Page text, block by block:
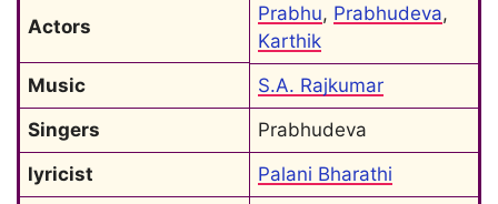
Actors
Prabhu, Prabhudeva
Karthik
Music
S.A. Rajkumar
Singers
Prabhudeva
lyricist
Palani Bharathi